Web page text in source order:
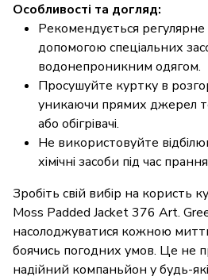
Особливості та догляд:
Рекомендується
допомогою спеціальних
водонепроникним одягом.
Просушуйте куртку в
уникаючи прямих джерел
або обігрівачі.
Не використовуйте
хімічні засоби під час
Зробіть свій вибір на користь
Moss Padded Jacket 376 Art.
насолоджуватися кожною
боячись погодних умов. Це не
надійний компаньйон у будь-